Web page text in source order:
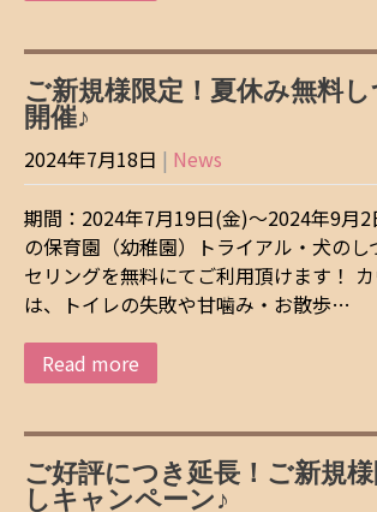
ご新規様限定！夏休み無料
開催♪
2024年7月18日 | News
期間：2024年7月19日(金)～2024年9月
の保育園（幼稚園）トライアル・犬のし
セリングを無料にてご利用頂けます！
は、トイレの失敗や甘噛み・お散歩…
Read more
ご好評につき延長！ご新規
しキャンペーン♪